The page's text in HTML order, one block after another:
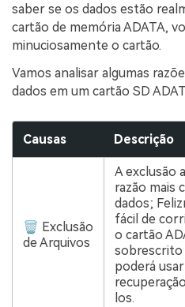
saber se os dados estão
cartão de memória ADATA,
minuciosamente o cartão.
Vamos analisar algumas
dados em um cartão SD
Causas Descrição
🗑 Exclusão
de Arquivos
A exclusão
razão mais
dados;
fácil de
o cartão
sobrescrito
poderá
los.